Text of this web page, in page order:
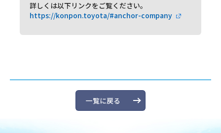
詳しくは以下リンクをご覧ください。
https://konpon.toyota/#anchor-company
一覧に戻る